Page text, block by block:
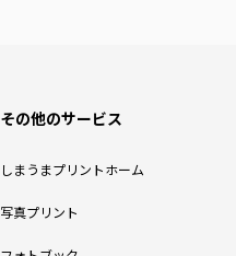
その他のサービス
しまうまプリントホーム
写真プリント